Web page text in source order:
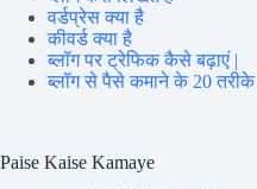
वर्डप्रेस क्या है
कीवर्ड क्या है
ब्लॉग पर ट्रेफिक कैसे बढ़ाएं |
ब्लॉग से पैसे कमाने के 20 तरीके
Paise Kaise Kamaye